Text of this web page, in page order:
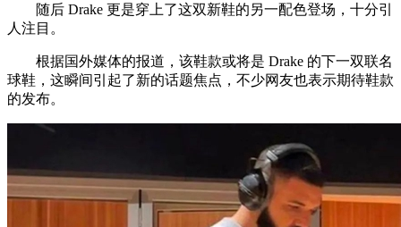
随后 Drake 更是穿上了这双新鞋的另一配色登场，十分引
人注目。
根据国外媒体的报道，该鞋款或将是 Drake 的下一双联名
球鞋，这瞬间引起了新的话题焦点，不少网友也表示期待鞋款
的发布。